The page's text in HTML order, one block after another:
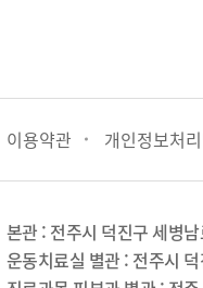
이용약관 개인정보처
본관 : 전주시 덕진구 세병
운동치료실 별관 : 전주시